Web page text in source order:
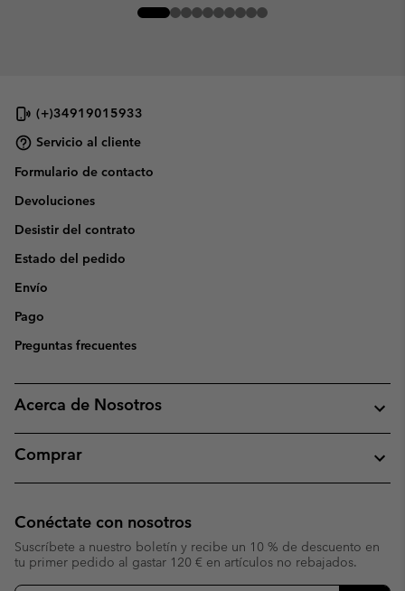
(+)34919015933
Servicio al cliente
Formulario de contacto
Devoluciones
Desistir del contrato
Estado del pedido
Envío
Pago
Preguntas frecuentes
Acerca de Nosotros
Comprar
Conéctate con nosotros
Suscríbete a nuestro boletín y recibe un 10 % de descuento en
tu primer pedido al gastar 120 € en artículos no rebajados.